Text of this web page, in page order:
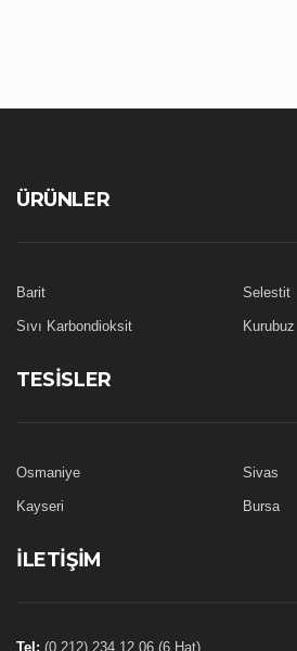
ÜRÜNLER
Barit Selestit
Sıvı Karbondioksit Kurubuz
TESISLER
Osmaniye Sivas
Kayseri Bursa
İLETIŞIM
Tel: (0 212) 234 12 06 (6 Hat)